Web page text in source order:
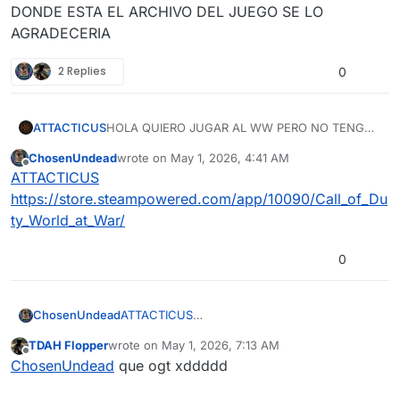
DONDE ESTA EL ARCHIVO DEL JUEGO SE LO
AGRADECERIA
2 Replies 0
ATTACTICUSHOLA QUIERO JUGAR AL WW PERO NO TENGO
GRATIS Y COMO SOY NUEVO RECIEN
ALGUIEN ME PUEDE PASAR EL LINK DONDE
ESTA EL ARCHIVO DEL JUEGO SE LO
AGRADECERIA
Offline
ChosenUndeadwrote on May 1, 2026, 4:41 AM
last edited by
ATTACTICUS
https://store.steampowered.com/app/10090/Call_of_Du
ty_World_at_War/
0
ChosenUndeadATTACTICUS
all_of_Duty_World_at_War/
TDAH Flopperwrote on May 1, 2026, 7:13 AM
last edited by
ChosenUndead que ogt xddddd